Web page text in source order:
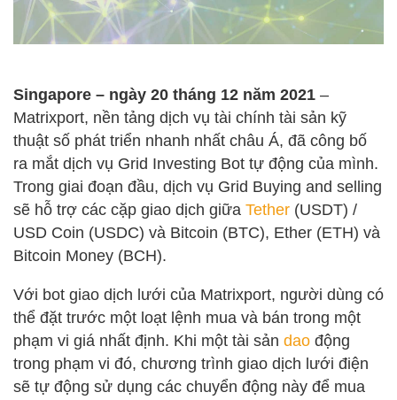
Singapore – ngày 20 tháng 12 năm 2021 –
Matrixport, nền tảng dịch vụ tài chính tài sản kỹ
thuật số phát triển nhanh nhất châu Á, đã công bố
ra mắt dịch vụ Grid Investing Bot tự động của mình.
Trong giai đoạn đầu, dịch vụ Grid Buying and selling
sẽ hỗ trợ các cặp giao dịch giữa Tether (USDT) /
USD Coin (USDC) và Bitcoin (BTC), Ether (ETH) và
Bitcoin Money (BCH).
Với bot giao dịch lưới của Matrixport, người dùng có
thể đặt trước một loạt lệnh mua và bán trong một
phạm vi giá nhất định. Khi một tài sản dao động
trong phạm vi đó, chương trình giao dịch lưới điện
sẽ tự động sử dụng các chuyển động này để mua